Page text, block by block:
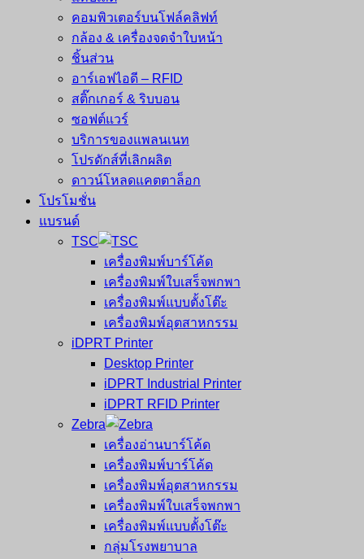
คอมพิวเตอร์บนโฟล์คลิฟท์
กล้อง & เครื่องจดจำใบหน้า
ชิ้นส่วน
อาร์เอฟไอดี – RFID
สติ๊กเกอร์ & ริบบอน
ซอฟต์แวร์
บริการของแพลนเนท
โปรดักส์ที่เลิกผลิต
ดาวน์โหลดแคตตาล็อก
โปรโมชั่น
แบรนด์
TSC
เครื่องพิมพ์บาร์โค้ด
เครื่องพิมพ์ใบเสร็จพกพา
เครื่องพิมพ์แบบตั้งโต๊ะ
เครื่องพิมพ์อุตสาหกรรม
iDPRT Printer
Desktop Printer
iDPRT Industrial Printer
iDPRT RFID Printer
Zebra
เครื่องอ่านบาร์โค้ด
เครื่องพิมพ์บาร์โค้ด
เครื่องพิมพ์อุตสาหกรรม
เครื่องพิมพ์ใบเสร็จพกพา
เครื่องพิมพ์แบบตั้งโต๊ะ
กลุ่มโรงพยาบาล